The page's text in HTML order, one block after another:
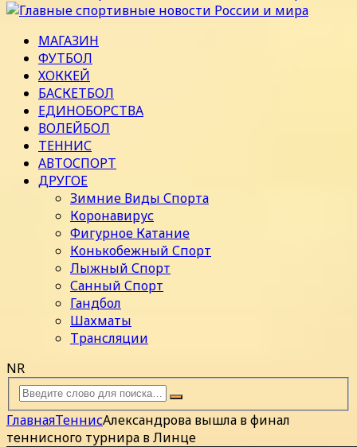
МАГАЗИН
ФУТБОЛ
ХОККЕЙ
БАСКЕТБОЛ
ЕДИНОБОРСТВА
ВОЛЕЙБОЛ
ТЕННИС
АВТОСПОРТ
ДРУГОЕ
Зимние Виды Спорта
Коронавирус
Фигурное Катание
Конькобежный Спорт
Лыжный Спорт
Санный Спорт
Гандбол
Шахматы
Трансляции
NR
ГлавнаяТеннисАлександрова вышла в финал
теннисного турнира в Линце